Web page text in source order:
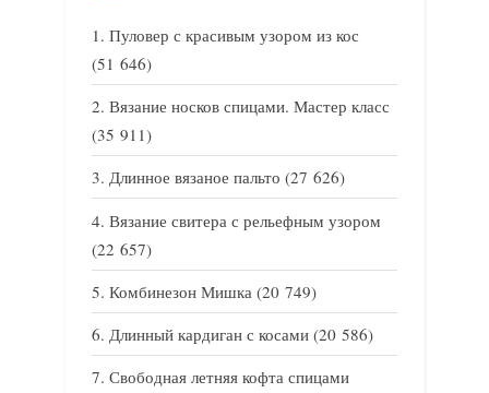
Пуловер с красивым узором из кос
(51 646)
Вязание носков спицами. Мастер класс
(35 911)
Длинное вязаное пальто (27 626)
Вязание свитера с рельефным узором
(22 657)
Комбинезон Мишка (20 749)
Длинный кардиган с косами (20 586)
Свободная летняя кофта спицами